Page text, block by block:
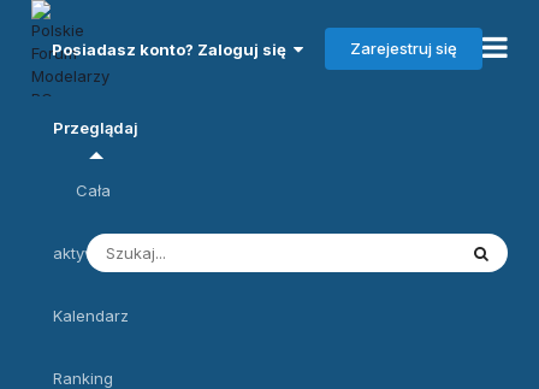
Posiadasz konto? Zaloguj się Zarejestruj się
Przeglądaj
Cała
aktywność
Kalendarz
Ranking